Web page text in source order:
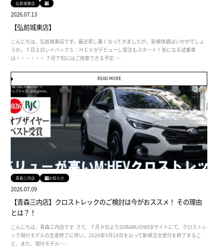
弘前城東店
2026.07.13
【弘前城東店】
こんにちは、弘前城東店です。最近蒸し暑くなってきましたが、皆様体調はいかがでしょ
うか。７月２日レイバックＳ：ＨＥＶがデビューし受注もスタート！気になる試乗車
は・・・・・・ ７月下旬にはご用意できる予定･･･
READ MORE
青森三内店 お知らせ
2026.07.09
【青森三内店】クロストレックのご検討は今がおススメ！ その理由
とは？！
こんにちは、青森三内店です さて、７月９日よりSUBARUのWEBサイトにて、クロストレ
ック現行モデルの生産終了に伴い、2026年9月14日を以って新規注文受付を終了するこ
と、また、現行モデル･･･